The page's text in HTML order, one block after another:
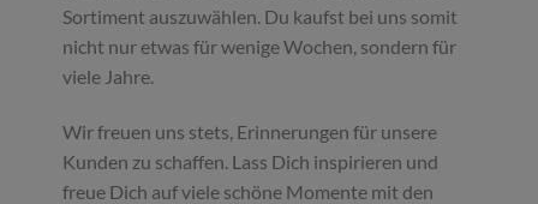
Sortiment auszuwählen. Du kaufst bei uns somit
nicht nur etwas für wenige Wochen, sondern für
viele Jahre.
Wir freuen uns stets, Erinnerungen für unsere
Kunden zu schaffen. Lass Dich inspirieren und
freue Dich auf viele schöne Momente mit den